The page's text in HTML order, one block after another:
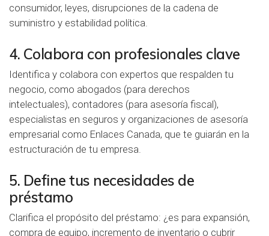
consumidor, leyes, disrupciones de la cadena de
suministro y estabilidad política.
4. Colabora con profesionales clave
Identifica y colabora con expertos que respalden tu
negocio, como abogados (para derechos
intelectuales), contadores (para asesoría fiscal),
especialistas en seguros y organizaciones de asesoría
empresarial como Enlaces Canada, que te guiarán en la
estructuración de tu empresa.
5. Define tus necesidades de
préstamo
Clarifica el propósito del préstamo: ¿es para expansión,
compra de equipo, incremento de inventario o cubrir